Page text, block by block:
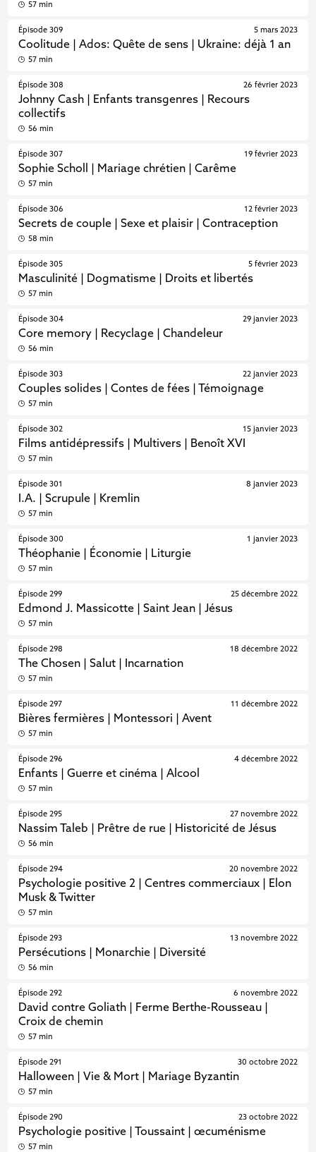
57 min
Épisode 309
Coolitude | Ados: Quête de sens | Ukraine: déjà 1 an
5 mars 2023
57 min
Épisode 308
Johnny Cash | Enfants transgenres | Recours
collectifs
26 février 2023
56 min
Épisode 307
Sophie Scholl | Mariage chrétien | Carême
19 février 2023
57 min
Épisode 306
Secrets de couple | Sexe et plaisir | Contraception
12 février 2023
58 min
Épisode 305
Masculinité | Dogmatisme | Droits et libertés
5 février 2023
57 min
Épisode 304
Core memory | Recyclage | Chandeleur
29 janvier 2023
56 min
Épisode 303
Couples solides | Contes de fées | Témoignage
22 janvier 2023
57 min
Épisode 302
Films antidépressifs | Multivers | Benoît XVI
15 janvier 2023
57 min
Épisode 301
I.A. | Scrupule | Kremlin
8 janvier 2023
57 min
Épisode 300
Théophanie | Économie | Liturgie
1 janvier 2023
57 min
Épisode 299
Edmond J. Massicotte | Saint Jean | Jésus
25 décembre 2022
57 min
Épisode 298
The Chosen | Salut | Incarnation
18 décembre 2022
57 min
Épisode 297
Bières fermières | Montessori | Avent
11 décembre 2022
57 min
Épisode 296
Enfants | Guerre et cinéma | Alcool
4 décembre 2022
57 min
Épisode 295
Nassim Taleb | Prêtre de rue | Historicité de Jésus
27 novembre 2022
56 min
Épisode 294
Psychologie positive 2 | Centres commerciaux | Elon
Musk & Twitter
20 novembre 2022
57 min
Épisode 293
Persécutions | Monarchie | Diversité
13 novembre 2022
56 min
Épisode 292
David contre Goliath | Ferme Berthe-Rousseau |
Croix de chemin
6 novembre 2022
57 min
Épisode 291
Halloween | Vie & Mort | Mariage Byzantin
30 octobre 2022
57 min
Épisode 290
Psychologie positive | Toussaint | œcuménisme
23 octobre 2022
57 min